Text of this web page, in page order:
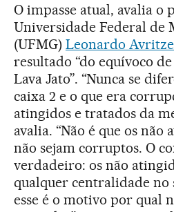
O impasse atual, avalia o
Universidade Federal de
(UFMG) Leonardo
resultado “do equívoco
Lava Jato”. “Nunca se
caixa 2 e o que era
atingidos e tratados da
avalia. “Não é que os
não sejam corruptos. O
verdadeiro: os não
qualquer centralidade no
esse é o motivo por qual